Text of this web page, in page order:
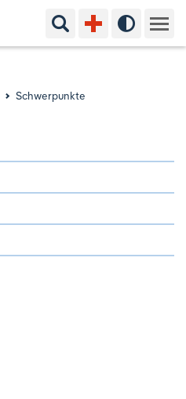
Suchbegriff eingeben
Hoher
Schwerpunkte